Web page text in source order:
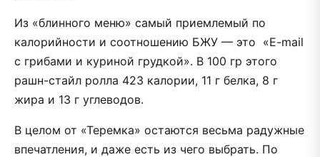
Из «блинного меню» самый приемлемый по
калорийности и соотношению БЖУ — это «E-mail
с грибами и куриной грудкой». В 100 гр этого
рашн-стайл ролла 423 калории, 11 г белка, 8 г
жира и 13 г углеводов.
В целом от «Теремка» остаются весьма радужные
впечатления, и даже есть из чего выбрать. По